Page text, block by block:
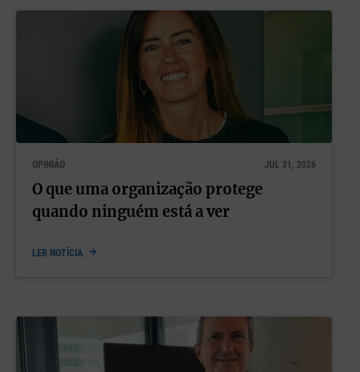
OPINIÃO JUL 31, 2026
O que uma organização protege
quando ninguém está a ver
LER NOTÍCIA